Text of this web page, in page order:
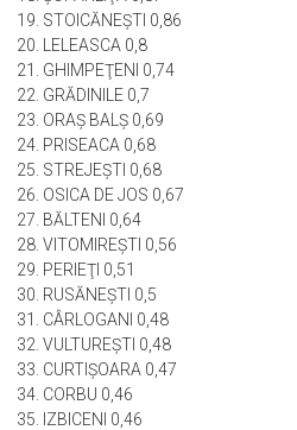
17. ORAŞ DRĂGĂNEŞTI-OLT 0,87
18. ŞOPÂRLIŢA 0,87
19. STOICĂNEŞTI 0,86
20. LELEASCA 0,8
21. GHIMPEŢENI 0,74
22. GRĂDINILE 0,7
23. ORAŞ BALŞ 0,69
24. PRISEACA 0,68
25. STREJEŞTI 0,68
26. OSICA DE JOS 0,67
27. BĂLTENI 0,64
28. VITOMIREŞTI 0,56
29. PERIEŢI 0,51
30. RUSĂNEŞTI 0,5
31. CÂRLOGANI 0,48
32. VULTUREŞTI 0,48
33. CURTIŞOARA 0,47